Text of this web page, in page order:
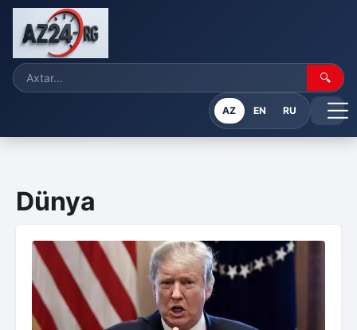
🔍
AZ EN RU
Dünya